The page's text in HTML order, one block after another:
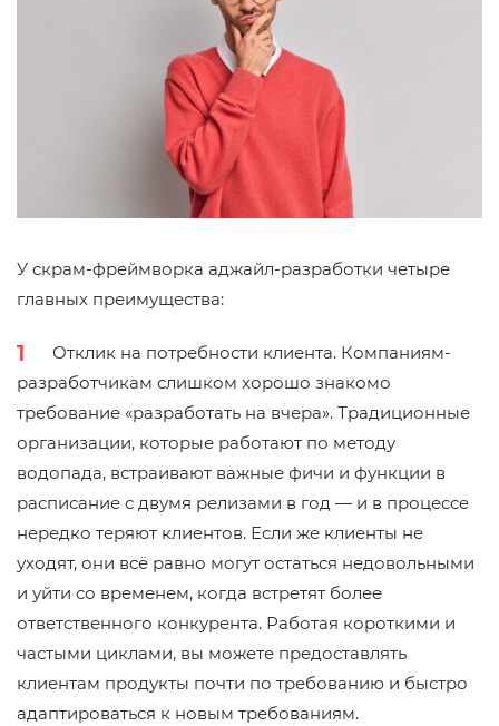
У скрам-фреймворка аджайл-разработки четыре
главных преимущества:
Отклик на потребности клиента. Компаниям-
разработчикам слишком хорошо знакомо
требование «разработать на вчера». Традиционные
организации, которые работают по методу
водопада, встраивают важные фичи и функции в
расписание с двумя релизами в год — и в процессе
нередко теряют клиентов. Если же клиенты не
уходят, они всё равно могут остаться недовольными
и уйти со временем, когда встретят более
ответственного конкурента. Работая короткими и
частыми циклами, вы можете предоставлять
клиентам продукты почти по требованию и быстро
адаптироваться к новым требованиям.